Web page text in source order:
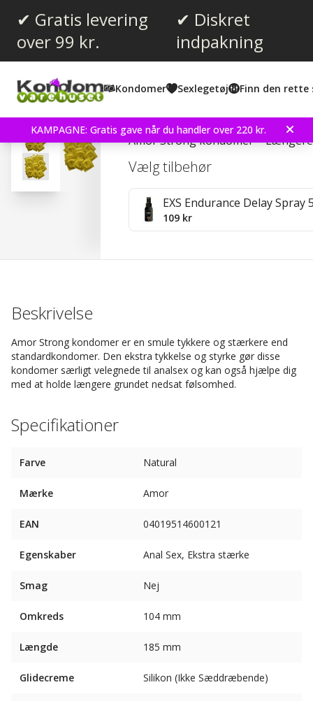
✔ Gratis levering
over 99 kr.
✔ Diskret
indpakning
Kondomer Sexlegetøj Finn den rette
KAMPAGNE: Gratis gave når du handler over 220 kr.
Anmeldelser (2)
Amor Strong 100 stk
Amor Strong kondomer –
Vælg tilbehør
EXS Endurance Delay Spray
109 kr
Beskrivelse
Amor Strong kondomer er en smule tykkere og stærkere end
standardkondomer. Den ekstra tykkelse og styrke gør disse
kondomer særligt velegnede til analsex og kan også hjælpe dig
med at holde længere grundet nedsat følsomhed.
Specifikationer
Farve Natural
Mærke Amor
EAN 04019514600121
Egenskaber Anal Sex, Ekstra stærke
Smag Nej
Omkreds 104 mm
Længde 185 mm
Glidecreme Silikon (Ikke Sæddræbende)